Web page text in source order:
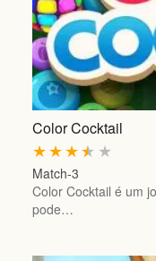
Color Cocktail
★
★
★
★
★
Match-3
Color Cocktail é um
pode…